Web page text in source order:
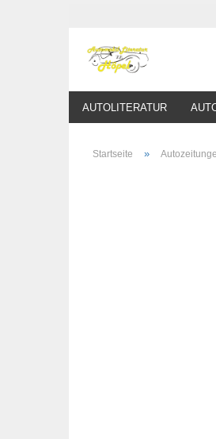
AUTOLITERATUR
Startseite »